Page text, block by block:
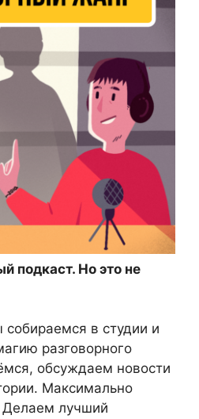
подкаст. Но это не
в студии и
разговорного
обсуждаем новости
Максимально
Делаем лучший